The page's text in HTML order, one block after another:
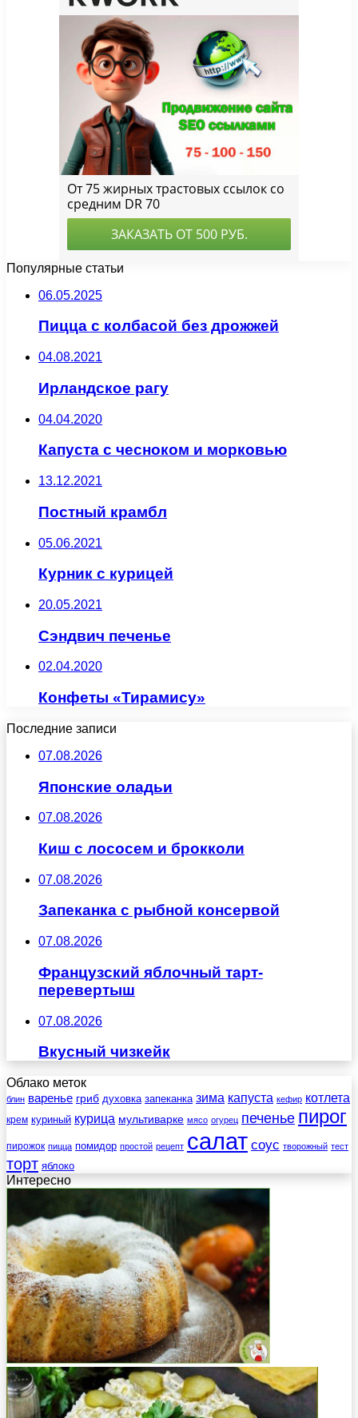
Популярные статьи
06.05.2025
Пицца с колбасой без дрожжей
04.08.2021
Ирландское рагу
04.04.2020
Капуста с чесноком и морковью
13.12.2021
Постный крамбл
05.06.2021
Курник с курицей
20.05.2021
Сэндвич печенье
02.04.2020
Конфеты «Тирамису»
Последние записи
07.08.2026
Японские оладьи
07.08.2026
Киш с лососем и брокколи
07.08.2026
Запеканка с рыбной консервой
07.08.2026
Французский яблочный тарт-
перевертыш
07.08.2026
Вкусный чизкейк
Облако меток
блин варенье гриб духовка запеканка зима капуста кефир котлета
крем куриный курица мультиварке мясо огурец печенье пирог
пирожок пицца помидор простой рецепт салат соус творожный тест
торт яблоко
Интересно